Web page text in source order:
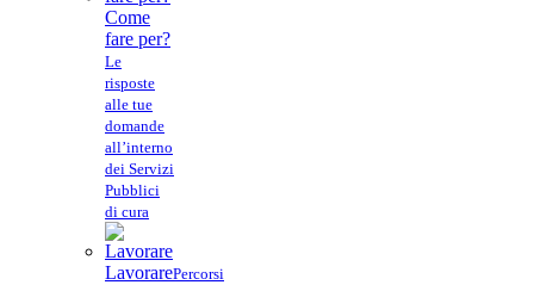
Come
fare per?
Le
risposte
alle tue
domande
all’interno
dei Servizi
Pubblici
di cura
LavorarePercorsi